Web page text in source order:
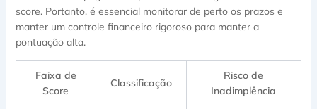
score. Portanto, é essencial monitorar de perto os prazos e
manter um controle financeiro rigoroso para manter a
pontuação alta.
Faixa de
Score
Classificação
Risco de
Inadimplência